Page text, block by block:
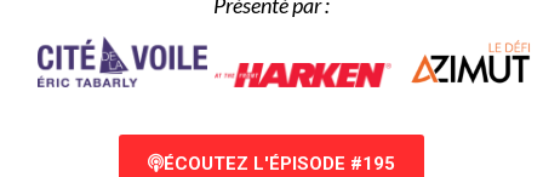
ÉCOUTEZ L'ÉPISODE #195